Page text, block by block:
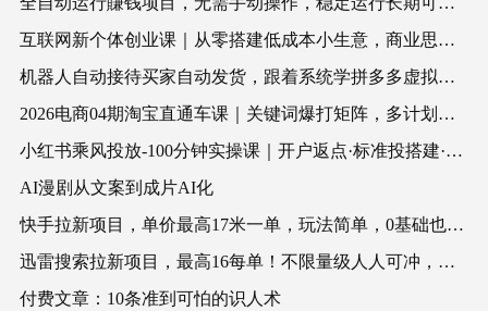
互联网新个体创业课｜从零搭建低成本小生意，商业思维+商业模式+流量实战+个人成长全闭环教程
机器人自动接待买家自动发货，跟着系统学拼多多虚拟月入1-5万
2026电商04期淘宝直通车课｜关键词爆打矩阵，多计划低出价，新品爆款差异化投放实操教学
小红书乘风投放-100分钟实操课｜开户返点·标准投搭建·莱卡定向，新店建模撬动笔记自然流量全套教学
AI漫剧从文案到成片AI化
快手拉新项目，单价最高17米一单，玩法简单，0基础也能轻松上手(更新08月07日)
迅雷搜索拉新项目，最高16每单！不限量级人人可冲，零门槛上手(更新0807)
付费文章：10条准到可怕的识人术